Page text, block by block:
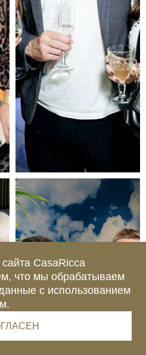
CasaRicca
что мы обрабатываем
с использованием